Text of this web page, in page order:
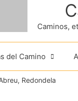
Caminos,
del Camino
Redondela